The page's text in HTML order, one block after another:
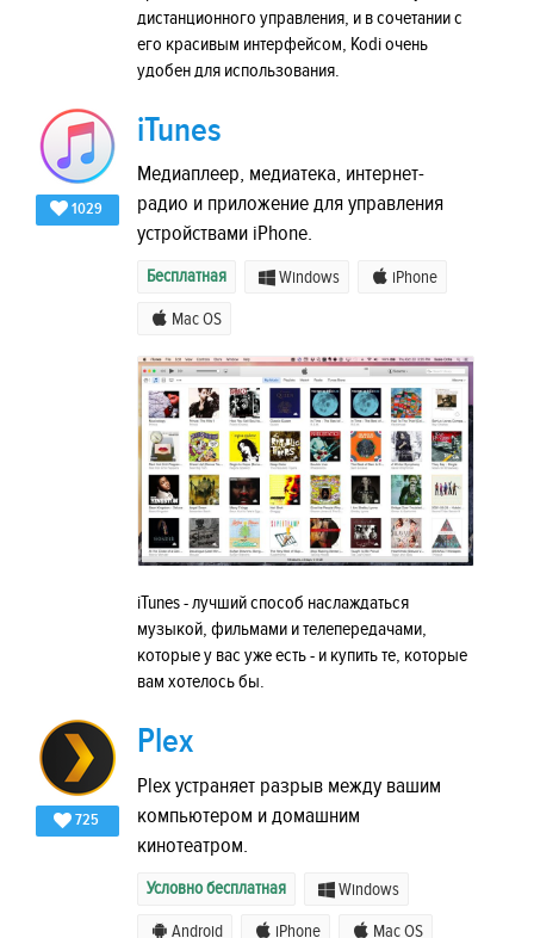
дистанционного управления, и в сочетании с
его красивым интерфейсом, Kodi очень
удобен для использования.
1029
iTunes
Медиаплеер, медиатека, интернет-
радио и приложение для управления
устройствами iPhone.
Бесплатная Windows iPhone
Mac OS
iTunes - лучший способ наслаждаться
музыкой, фильмами и телепередачами,
которые у вас уже есть - и купить те, которые
вам хотелось бы.
725
Plex
Plex устраняет разрыв между вашим
компьютером и домашним
кинотеатром.
Условно бесплатная Windows
Android iPhone Mac OS